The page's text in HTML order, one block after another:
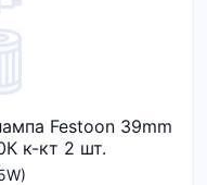
Festoon 39mm
к-кт 2 шт.